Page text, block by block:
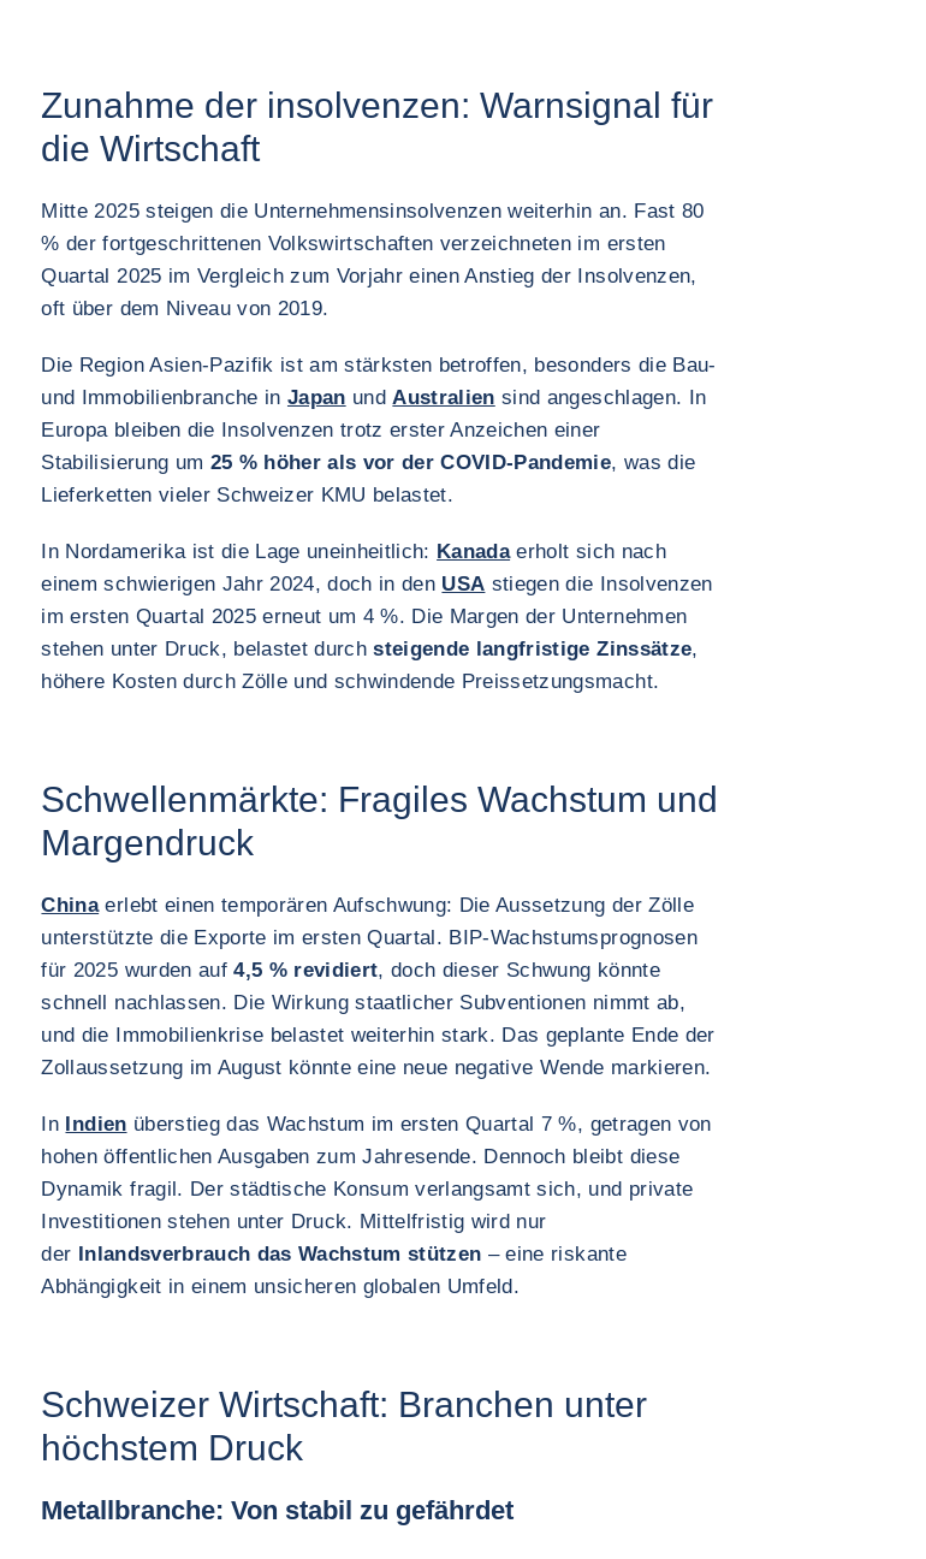
Zunahme der insolvenzen: Warnsignal für
die Wirtschaft
Mitte 2025 steigen die Unternehmensinsolvenzen weiterhin an. Fast 80
% der fortgeschrittenen Volkswirtschaften verzeichneten im ersten
Quartal 2025 im Vergleich zum Vorjahr einen Anstieg der Insolvenzen,
oft über dem Niveau von 2019.
Die Region Asien-Pazifik ist am stärksten betroffen, besonders die Bau-
und Immobilienbranche in Japan undAustralien sind angeschlagen. In
Europa bleiben die Insolvenzen trotz erster Anzeichen einer
Stabilisierung um 25 % höher als vor der COVID-Pandemie, was die
Lieferketten vieler Schweizer KMU belastet.
In Nordamerika ist die Lage uneinheitlich: Kanadaerholt sich nach
einem schwierigen Jahr 2024, doch in den USA stiegen die Insolvenzen
im ersten Quartal 2025 erneut um 4 %. Die Margen der Unternehmen
stehen unter Druck, belastet durchsteigende langfristige Zinssätze,
höhere Kosten durch Zölle und schwindende Preissetzungsmacht.
Schwellenmärkte: Fragiles Wachstum und
Margendruck
Chinaerlebt einen temporären Aufschwung: Die Aussetzung der Zölle
unterstützte die Exporte im ersten Quartal. BIP-Wachstumsprognosen
für 2025 wurden auf4,5 % revidiert, doch dieser Schwung könnte
schnell nachlassen. Die Wirkung staatlicher Subventionen nimmt ab,
und die Immobilienkrise belastet weiterhin stark. Das geplante Ende der
Zollaussetzung im August könnte eine neue negative Wende markieren.
In Indien überstieg das Wachstum im ersten Quartal 7 %, getragen von
hohen öffentlichen Ausgaben zum Jahresende. Dennoch bleibt diese
Dynamik fragil. Der städtische Konsum verlangsamt sich, und private
Investitionen stehen unter Druck. Mittelfristig wird nur
der Inlandsverbrauch das Wachstum stützen – eine riskante
Abhängigkeit in einem unsicheren globalen Umfeld.
Schweizer Wirtschaft: Branchen unter
höchstem Druck
Metallbranche: Von stabil zu gefährdet